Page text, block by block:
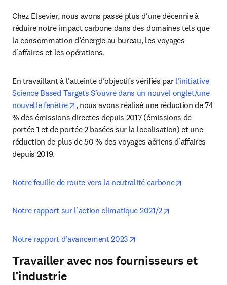
Chez Elsevier, nous avons passé plus d’une décennie à
réduire notre impact carbone dans des domaines tels que
la consommation d’énergie au bureau, les voyages
d’affaires et les opérations.
En travaillant à l’atteinte d’objectifs vérifiés par l’initiative
Science Based Targets S’ouvre dans un nouvel onglet/une
nouvelle fenêtre
opens in new tab/window
, nous avons réalisé une réduction de 74
% des émissions directes depuis 2017 (émissions de
portée 1 et de portée 2 basées sur la localisation) et une
réduction de plus de 50 % des voyages aériens d’affaires
depuis 2019.
Notre feuille de route vers la neutralité carbone
Notre rapport sur l’action climatique 2021/2
Notre rapport d’avancement 2023
Travailler avec nos fournisseurs et
l’industrie